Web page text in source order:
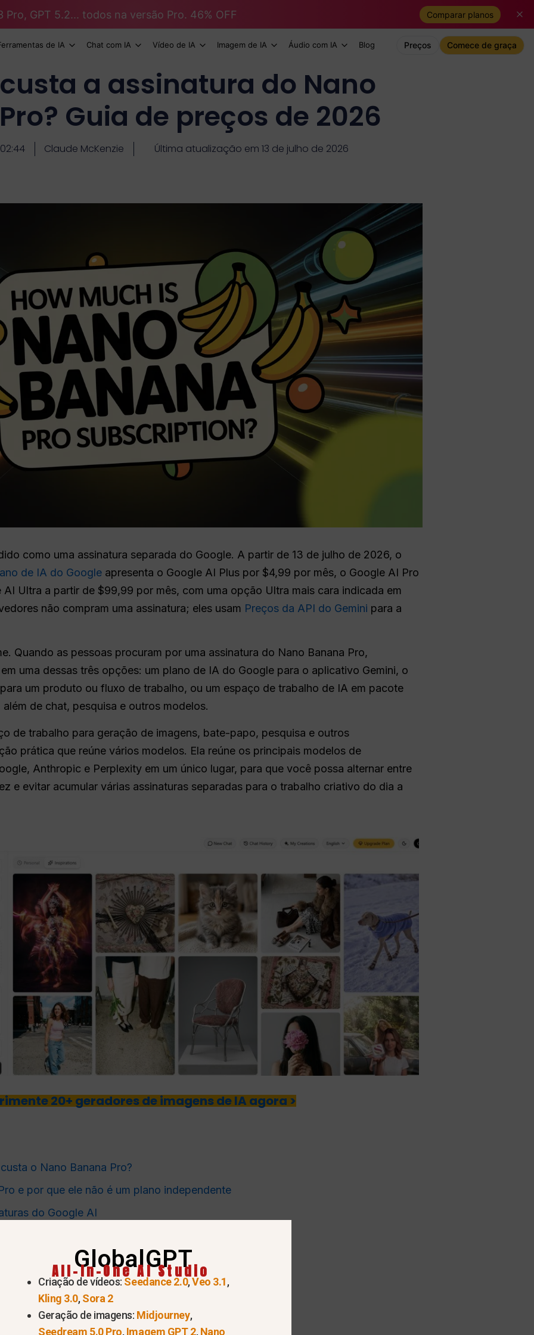
GPT 5.2... todos na versão Pro. 46% OFF Comparar planos
de IA Chat com IA Vídeo de IA Imagem de IA Áudio com IA Blog Preços Comece de graça
a assinatura do Nano
Guia de preços de 2026
02:44 Claude McKenzie Última atualização em 13 de julho de 2026
como uma assinatura separada do Google. A partir de 13 de julho de 2026, o
de IA do Google apresenta o Google AI Plus por $4,99 por mês, o Google AI Pro
Ultra a partir de $99,99 por mês, com uma opção Ultra mais cara indicada em
não compram uma assinatura; eles usam Preços da API do Gemini para a
Quando as pessoas procuram por uma assinatura do Nano Banana Pro,
uma dessas três opções: um plano de IA do Google para o aplicativo Gemini, o
um produto ou fluxo de trabalho, ou um espaço de trabalho de IA em pacote
de chat, pesquisa e outros modelos.
de trabalho para geração de imagens, bate-papo, pesquisa e outros
prática que reúne vários modelos. Ela reúne os principais modelos de
Anthropic e Perplexity em um único lugar, para que você possa alternar entre
e evitar acumular várias assinaturas separadas para o trabalho criativo do dia a
20+ geradores de imagens de IA agora >
o Nano Banana Pro?
e por que ele não é um plano independente
do Google AI
desenvolvedores
decisão sobre a assinatura
Nano Banana Pro
GlobalGPT
All-In-One AI Studio
Criação de vídeos: Seedance 2.0,Veo 3.1,
Kling 3.0,Sora 2
Geração de imagens: Midjourney,
Seedream 5.0 Pro,Imagem GPT 2,Nano